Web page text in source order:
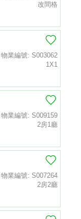
改間格
物業編號: S003062
1X1
物業編號: S009159
2房1廳
物業編號: S007264
2房2廳